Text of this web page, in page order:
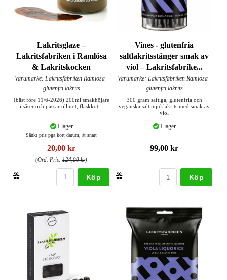
Lakritsglaze –
Lakritsfabriken i Ramlösa
& Lakritskocken
Varumärke: Lakritsfabriken Ramlösa -
glutenfri lakrits
(bäst före 11/6-2026) 200ml smakhöjare
i såser och passar till nöt, fläskköt...
I lager
Sänkt pris pga kort datum, ät snart
20,00 kr
(Ord. Pris: 124,00 kr)
Köp
Vines - glutenfria
saltlakritsstänger smak av
viol – Lakritsfabrike...
Varumärke: Lakritsfabriken Ramlösa -
glutenfri lakrits
300 gram saftiga, glutenfria och
veganska salt mjuklakrits med smak av
viol
I lager
99,00 kr
Köp